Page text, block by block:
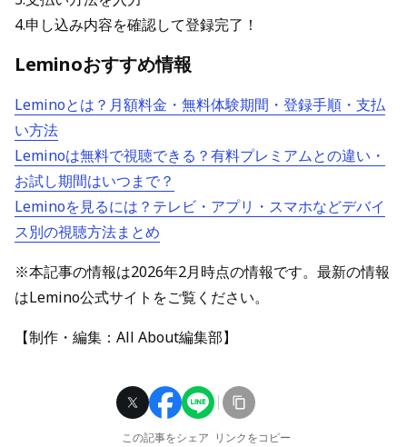
4.申し込み内容を確認して登録完了！
Leminoおすすめ情報
Leminoとは？月額料金・無料体験期間・登録手順・支払
い方法
Leminoは無料で視聴できる？有料プレミアムとの違い・
お試し期間はいつまで？
Leminoを見るには？テレビ・アプリ・スマホなどデバイ
ス別の視聴方法まとめ
※本記事の情報は2026年2月時点の情報です。最新の情報
はLemino公式サイトをご覧ください。
【制作・編集：All About編集部】
この記事をシェア リンクをコピー